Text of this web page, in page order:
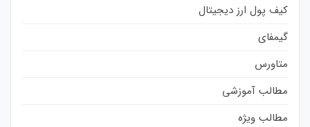
کیف پول ارز دیجیتال
گیمفای
متاورس
مطالب آموزشی
مطالب ویژه